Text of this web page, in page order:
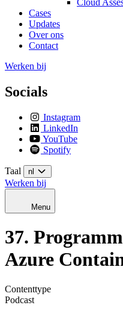
Cloud
Cases
Updates
Over ons
Contact
Werken bij
Socials
Instagram
LinkedIn
YouTube
Spotify
Taal nl
Werken bij
Menu
37.
Azure
Contenttype
Podcast